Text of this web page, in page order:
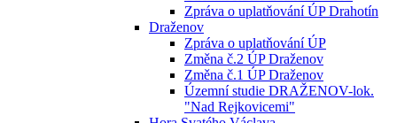
Zpráva o uplatňování ÚP Drahotín
Draženov
Zpráva o uplatňování ÚP
Změna č.2 ÚP Draženov
Změna č.1 ÚP Draženov
Územní studie DRAŽENOV-lok.
"Nad Rejkovicemi"